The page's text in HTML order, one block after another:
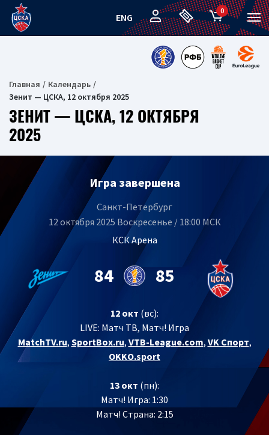
ENG
0
Главная
Календарь
Зенит — ЦСКА, 12 октября 2025
ЗЕНИТ — ЦСКА, 12 ОКТЯБРЯ
2025
Игра завершена
Санкт-Петербург
12 октября 2025 Воскресенье / 18:00 МСК
КСК Арена
84 85
12 окт (вс):
LIVE: Матч ТВ, Матч! Игра
MatchTV.ru, SportBox.ru, VTB-League.com, VK Спорт,
OKKO.sport
13 окт (пн):
Матч! Игра: 1:30
Матч! Страна: 2:15